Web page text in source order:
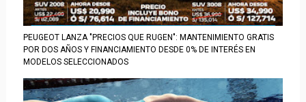
PEUGEOT LANZA "PRECIOS QUE RUGEN": MANTENIMIENTO GRATIS
POR DOS AÑOS Y FINANCIAMIENTO DESDE 0% DE INTERÉS EN
MODELOS SELECCIONADOS